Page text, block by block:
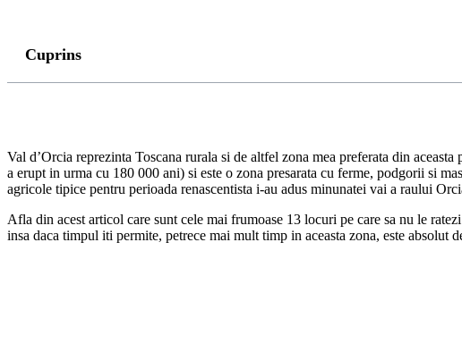
Cuprins
Val d’Orcia reprezinta Toscana rurala si de altfel zona mea preferata din
a erupt in urma cu 180 000 ani) si este o zona presarata cu ferme, podgorii si
agricole tipice pentru perioada renascentista i-au adus minunatei vai a raului
Afla din acest articol care sunt cele mai frumoase 13 locuri pe care sa nu le
insa daca timpul iti permite, petrece mai mult timp in aceasta zona, este absolut